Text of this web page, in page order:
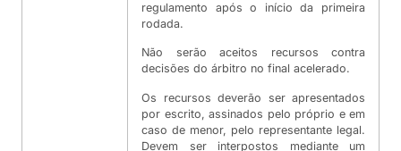
regulamento após o início da primeira
rodada.
Não serão aceitos recursos contra
decisões do árbitro no final acelerado.
Os recursos deverão ser apresentados
por escrito, assinados pelo próprio e em
caso de menor, pelo representante legal.
Devem ser interpostos mediante um